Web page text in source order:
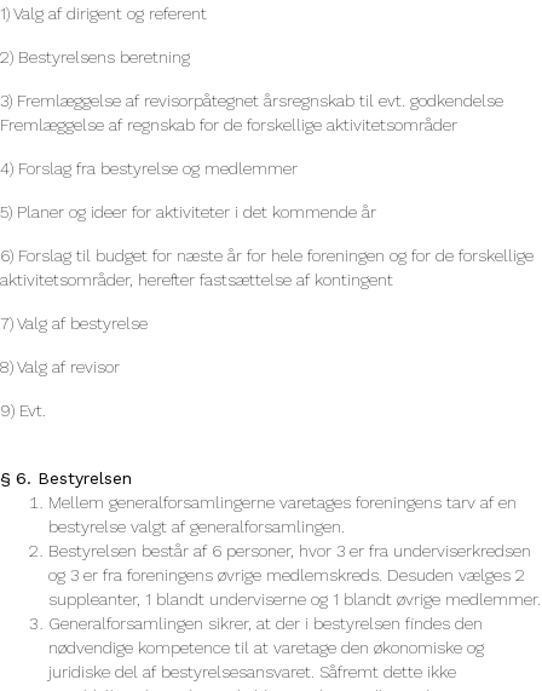
1) Valg af dirigent og referent
2) Bestyrelsens beretning
3) Fremlæggelse af revisorpåtegnet årsregnskab til evt. godkendelse
Fremlæggelse af regnskab for de forskellige aktivitetsområder
4) Forslag fra bestyrelse og medlemmer
5) Planer og ideer for aktiviteter i det kommende år
6) Forslag til budget for næste år for hele foreningen og for de forskellige
aktivitetsområder, herefter fastsættelse af kontingent
7) Valg af bestyrelse
8) Valg af revisor
9) Evt.
§ 6. Bestyrelsen
Mellem generalforsamlingerne varetages foreningens tarv af en
bestyrelse valgt af generalforsamlingen.
Bestyrelsen består af 6 personer, hvor 3 er fra underviserkredsen
og 3 er fra foreningens øvrige medlemskreds. Desuden vælges 2
suppleanter, 1 blandt underviserne og 1 blandt øvrige medlemmer.
Generalforsamlingen sikrer, at der i bestyrelsen findes den
nødvendige kompetence til at varetage den økonomiske og
juridiske del af bestyrelsesansvaret. Såfremt dette ikke